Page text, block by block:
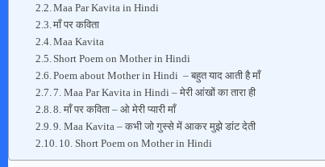
Maa Par Kavita in Hindi
माँ पर कविता
Maa Kavita
Short Poem on Mother in Hindi
Poem about Mother in Hindi – बहुत याद आती है माँ
7. Maa Par Kavita in Hindi – मेरी आंखों का तारा ही
8. माँ पर कविता – ओ मेरी प्यारी माँ
9. Maa Kavita – कभी जो गुस्से में आकर मुझे डांट देती
10. Short Poem on Mother in Hindi